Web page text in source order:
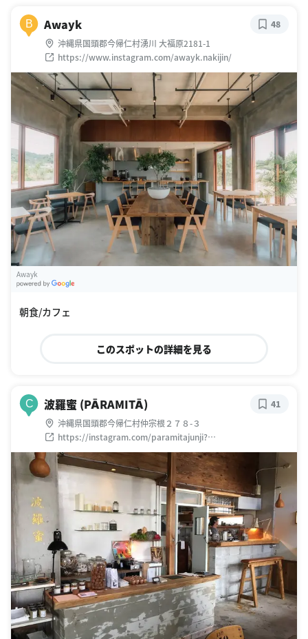
B Awayk
沖縄県国頭郡今帰仁村湧川 大福原2181-1
https://www.instagram.com/awayk.nakijin/
48
Awayk
朝食/カフェ
このスポットの詳細を見る
C 波羅蜜 (PĀRAMITĀ)
沖縄県国頭郡今帰仁村仲宗根２７８-３
https://instagram.com/paramitajunji?
igshid=1b0k2abncb79l
41